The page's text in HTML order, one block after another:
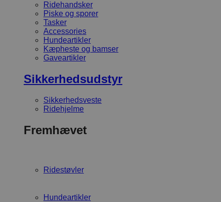
Ridehandsker
Piske og sporer
Tasker
Accessories
Hundeartikler
Kæpheste og bamser
Gaveartikler
Sikkerhedsudstyr
Sikkerhedsveste
Ridehjelme
Fremhævet
Ridestøvler
Hundeartikler